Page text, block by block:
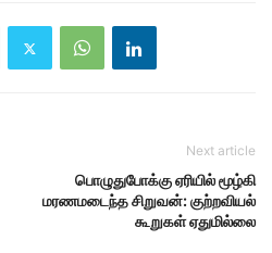
Next article
பொழுதுபோக்கு ஏரியில் மூழ்கி
மரணமடைந்த சிறுவன்: குற்றவியல்
கூறுகள் ஏதுமில்லை